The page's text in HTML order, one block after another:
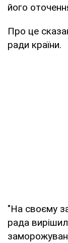
його
Про це
ради країни.
"На своєму
рада